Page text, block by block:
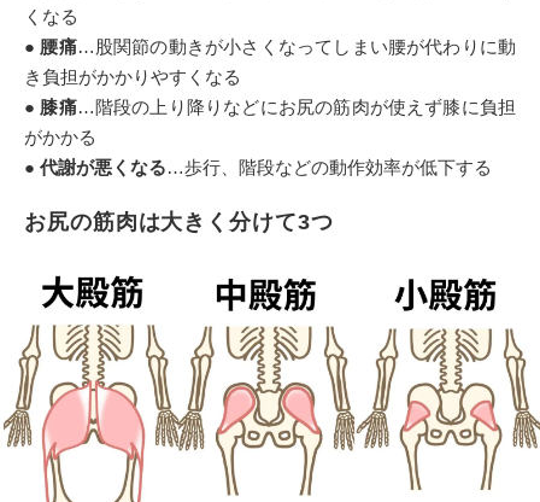
くなる
● 腰痛…股関節の動きが小さくなってしまい腰が代わりに動
き負担がかかりやすくなる
● 膝痛…階段の上り降りなどにお尻の筋肉が使えず膝に負担
がかかる
● 代謝が悪くなる…歩行、階段などの動作効率が低下する
お尻の筋肉は大きく分けて3つ